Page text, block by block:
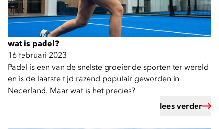
wat is padel?
16 februari 2023
Padel is een van de snelste groeiende sporten ter wereld
en is de laatste tijd razend populair geworden in
Nederland. Maar wat is het precies?
lees verder